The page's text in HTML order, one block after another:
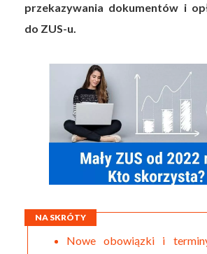
przekazywania dokumentów i
do ZUS-u.
NA SKRÓTY
Nowe obowiązki i